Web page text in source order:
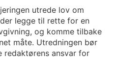
utrede lov om
legge til rette for en
og komme tilbake
måte. Utredningen bør
redaktørens ansvar for